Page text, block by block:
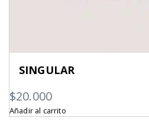
SINGULAR
$20.000
Añadir al carrito